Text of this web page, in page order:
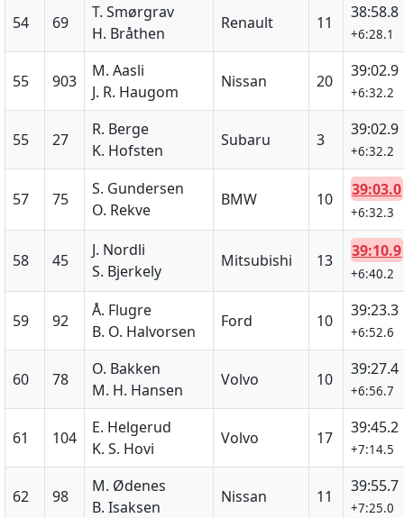
54 69
T. Smørgrav
H. Bråthen
Renault 11
38:58.8
+6:28.1
55 903
M. Aasli
J. R. Haugom
Nissan 20
39:02.9
+6:32.2
55 27
R. Berge
K. Hofsten
Subaru 3
39:02.9
+6:32.2
57 75
S. Gundersen
O. Rekve
BMW 10
39:03.0
+6:32.3
58 45
J. Nordli
S. Bjerkely
Mitsubishi 13
39:10.9
+6:40.2
59 92
Å. Flugre
B. O. Halvorsen
Ford 10
39:23.3
+6:52.6
60 78
O. Bakken
M. H. Hansen
Volvo 10
39:27.4
+6:56.7
61 104
E. Helgerud
K. S. Hovi
Volvo 17
39:45.2
+7:14.5
62 98
M. Ødenes
B. Isaksen
Nissan 11
39:55.7
+7:25.0